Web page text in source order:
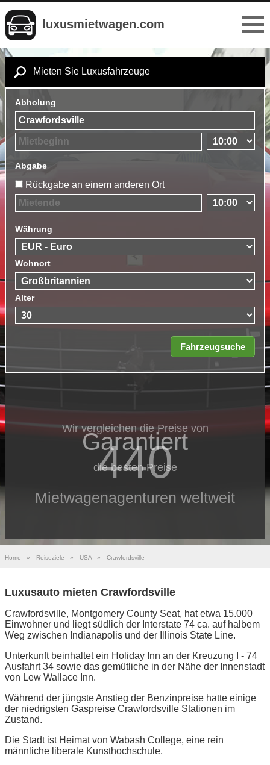
luxusmietwagen.com
Mieten Sie Luxusfahrzeuge
Abholung
Abgabe
Rückgabe an einem anderen Ort
Währung
Wohnort
Alter
Wir vergleichen die Preise von
440
Mietwagenagenturen weltweit
Garantiert
die besten Preise
Home » Reiseziele » USA » Crawfordsville
Luxusauto mieten Crawfordsville
Crawfordsville, Montgomery County Seat, hat etwa 15.000
Einwohner und liegt südlich der Interstate 74 ca. auf halbem
Weg zwischen Indianapolis und der Illinois State Line.
Unterkunft beinhaltet ein Holiday Inn an der Kreuzung I - 74
Ausfahrt 34 sowie das gemütliche in der Nähe der Innenstadt
von Lew Wallace Inn.
Während der jüngste Anstieg der Benzinpreise hatte einige
der niedrigsten Gaspreise Crawfordsville Stationen im
Zustand.
Die Stadt ist Heimat von Wabash College, eine rein
männliche liberale Kunsthochschule.